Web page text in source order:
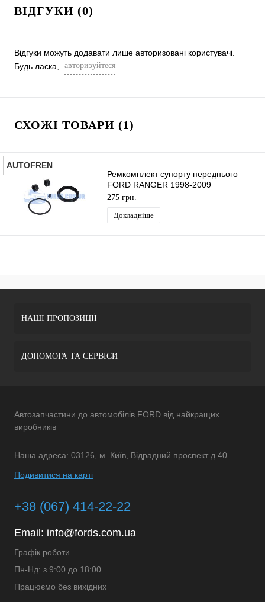
ВІДГУКИ (0)
Відгуки можуть додавати лише авторизовані користувачі.
Будь ласка,
авторизуйтеся
СХОЖІ ТОВАРИ (1)
AUTOFREN
Ремкомплект супорту переднього
FORD RANGER 1998-2009
AUTOFREN
275 грн.
Докладніше
НАШІ ПРОПОЗИЦІЇ
ДОПОМОГА ТА СЕРВІСИ
Автозапчастини до автомобілів FORD від найкращих
виробників
Наша адреса: 03126, м. Київ, Відрадний проспект д.40
Подивитися на карті
+38 (067) 414-22-22
Email: info@fords.com.ua
Графік роботи
Пн-Нд: з 9:00 до 18:00
Працюємо без вихідних